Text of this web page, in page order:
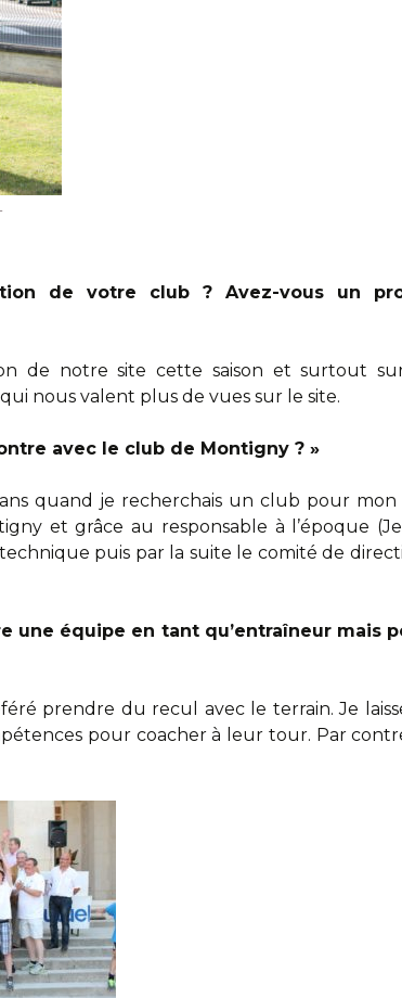
de votre club ? Avez-vous un
de notre site cette saison et surtout
nous valent plus de vues sur le site.
avec le club de Montigny ? »
quand je recherchais un club pour mon
et grâce au responsable à l’époque
puis par la suite le comité de
une équipe en tant qu’entraîneur mais
prendre du recul avec le terrain. Je
pour coacher à leur tour. Par